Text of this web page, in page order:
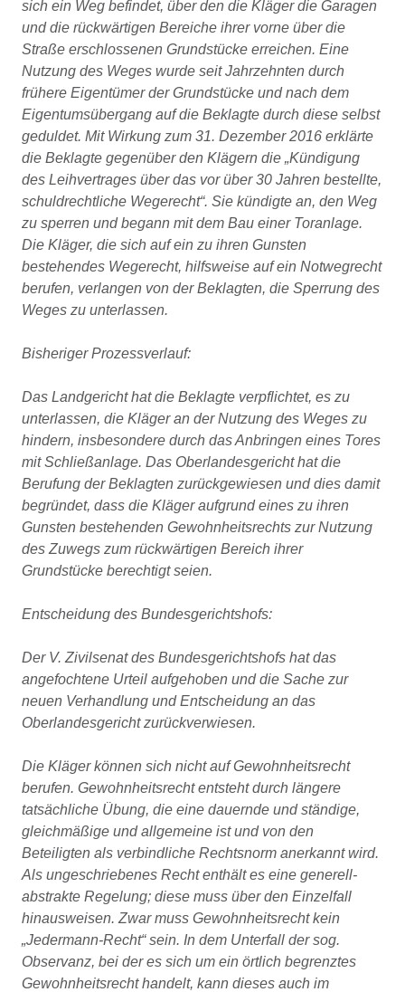
sich ein Weg befindet, über den die Kläger die Garagen
und die rückwärtigen Bereiche ihrer vorne über die
Straße erschlossenen Grundstücke erreichen. Eine
Nutzung des Weges wurde seit Jahrzehnten durch
frühere Eigentümer der Grundstücke und nach dem
Eigentumsübergang auf die Beklagte durch diese selbst
geduldet. Mit Wirkung zum 31. Dezember 2016 erklärte
die Beklagte gegenüber den Klägern die „Kündigung
des Leihvertrages über das vor über 30 Jahren bestellte,
schuldrechtliche Wegerecht“. Sie kündigte an, den Weg
zu sperren und begann mit dem Bau einer Toranlage.
Die Kläger, die sich auf ein zu ihren Gunsten
bestehendes Wegerecht, hilfsweise auf ein Notwegrecht
berufen, verlangen von der Beklagten, die Sperrung des
Weges zu unterlassen.
Bisheriger Prozessverlauf:
Das Landgericht hat die Beklagte verpflichtet, es zu
unterlassen, die Kläger an der Nutzung des Weges zu
hindern, insbesondere durch das Anbringen eines Tores
mit Schließanlage. Das Oberlandesgericht hat die
Berufung der Beklagten zurückgewiesen und dies damit
begründet, dass die Kläger aufgrund eines zu ihren
Gunsten bestehenden Gewohnheitsrechts zur Nutzung
des Zuwegs zum rückwärtigen Bereich ihrer
Grundstücke berechtigt seien.
Entscheidung des Bundesgerichtshofs:
Der V. Zivilsenat des Bundesgerichtshofs hat das
angefochtene Urteil aufgehoben und die Sache zur
neuen Verhandlung und Entscheidung an das
Oberlandesgericht zurückverwiesen.
Die Kläger können sich nicht auf Gewohnheitsrecht
berufen. Gewohnheitsrecht entsteht durch längere
tatsächliche Übung, die eine dauernde und ständige,
gleichmäßige und allgemeine ist und von den
Beteiligten als verbindliche Rechtsnorm anerkannt wird.
Als ungeschriebenes Recht enthält es eine generell-
abstrakte Regelung; diese muss über den Einzelfall
hinausweisen. Zwar muss Gewohnheitsrecht kein
„Jedermann-Recht“ sein. In dem Unterfall der sog.
Observanz, bei der es sich um ein örtlich begrenztes
Gewohnheitsrecht handelt, kann dieses auch im